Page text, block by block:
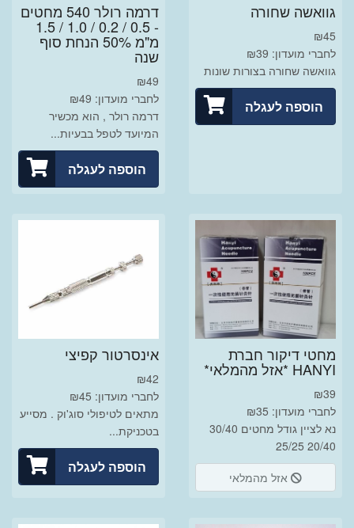
גוואשה שחורה
₪45
לחברי מועדון: ₪39
גוואשה שחורה בצורות שונות
הוספה לעגלה
דרמה רולר 540 מחטים
- 0.5 / 0.2 / 1.0 / 1.5
מ"מ 50% הנחת סוף
שנה
₪49
לחברי מועדון: ₪49
דרמה רולר , הוא מכשיר
המיועד לטפל בבעיות...
הוספה לעגלה
מחטי דיקור חברת
HANYI *אזל מהמלאי*
₪39
לחברי מועדון: ₪35
נא לציין גודל מחטים 30/40
20/40 25/25
אזל מהמלאי
אינסרטור קפיצי
₪42
לחברי מועדון: ₪45
מתאים לטיפולי סוג'וק . מסייע
בטכניקת...
הוספה לעגלה